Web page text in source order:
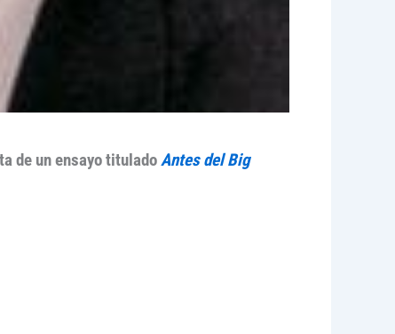
de un ensayo tituladoAntes del Big